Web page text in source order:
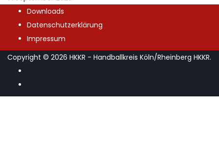
Downloads
Datenschutzerklärung
Impressum
Copyright © 2026 HKKR - Handballkreis Köln/Rheinberg HKKR.